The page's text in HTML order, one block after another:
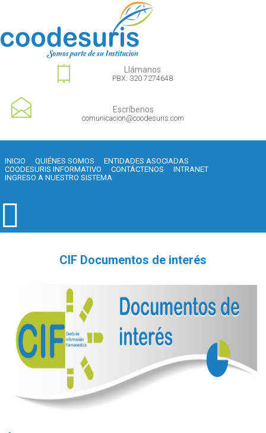
Llámanos
PBX: 320 7274648
Escríbenos
comunicacion@coodesuris.com
INICIO QUIÉNES SOMOS
ENTIDADES ASOCIADAS
COODESURIS INFORMATIVO
CONTÁCTENOS
INTRANET
INGRESO A NUESTRO SISTEMA
CIF Documentos de interés